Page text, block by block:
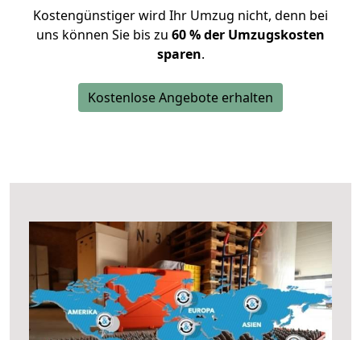
Kostengünstiger wird Ihr Umzug nicht, denn bei
uns können Sie bis zu 60 % der Umzugskosten
sparen.
Kostenlose Angebote erhalten